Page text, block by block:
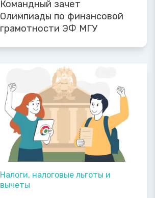
Командный зачет
Олимпиады по финансовой
грамотности ЭФ МГУ
Налоги, налоговые льготы и
вычеты